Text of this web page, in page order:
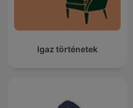
Igaz történetek